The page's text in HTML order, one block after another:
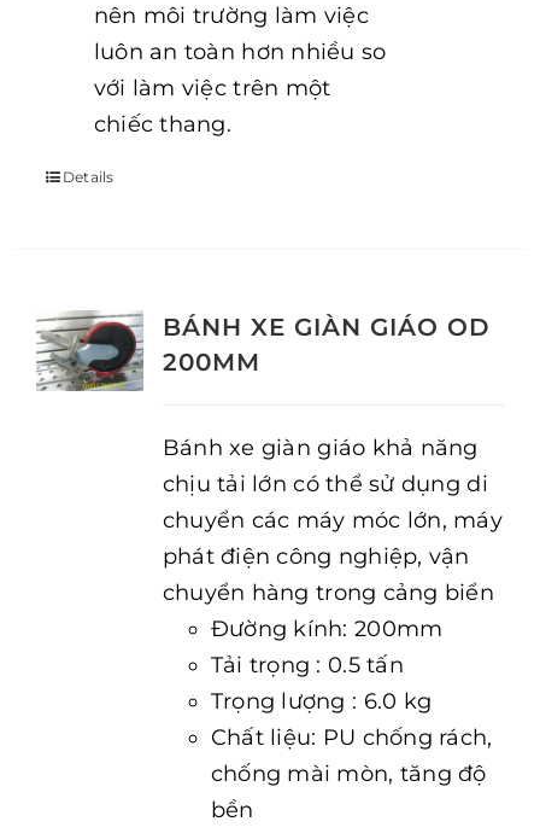
nên môi trường làm việc
luôn an toàn hơn nhiều so
với làm việc trên một
chiếc thang.
Details
BÁNH XE GIÀN GIÁO OD
200MM
Bánh xe giàn giáo khả năng
chịu tải lớn có thể sử dụng di
chuyển các máy móc lớn, máy
phát điện công nghiệp, vận
chuyển hàng trong cảng biển
Đường kính: 200mm
Tải trọng : 0.5 tấn
Trọng lượng : 6.0 kg
Chất liệu: PU chống rách,
chống mài mòn, tăng độ
bền